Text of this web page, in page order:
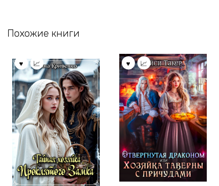
Похожие книги